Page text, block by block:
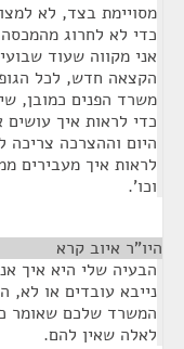
כדי לא לחרוג
אני מקווה שעוד
הקצאה חדש, לכל
משרד הפנים כמובן,
כדי לראות איך
היום וההצרכה צריכה
לראות איך מעבירים
וכו'.
היו"ר איוב קרא
הבעיה שלי היא איך
נייבא עובדים או לא,
המשרד שלכם שאומר
לאלה שאין להם.